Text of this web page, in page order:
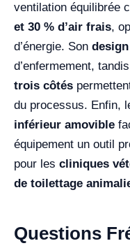
ventilation équilibrée
et 30 % d’air frais,
d’énergie. Son
d’enfermement,
trois côtés
du processus. Enfin,
inférieur amovible
équipement un outil
pour les cliniques
de toilettage
Questions